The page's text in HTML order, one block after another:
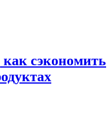
как сэкономить